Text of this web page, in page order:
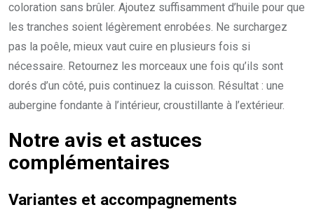
coloration sans brûler. Ajoutez suffisamment d’huile pour que
les tranches soient légèrement enrobées. Ne surchargez
pas la poêle, mieux vaut cuire en plusieurs fois si
nécessaire. Retournez les morceaux une fois qu’ils sont
dorés d’un côté, puis continuez la cuisson. Résultat : une
aubergine fondante à l’intérieur, croustillante à l’extérieur.
Notre avis et astuces
complémentaires
Variantes et accompagnements